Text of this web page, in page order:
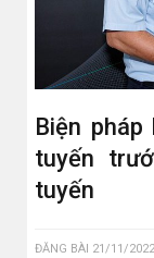
Biện
tuyến
tuyến
ĐĂNG BÀI 21/11/2022